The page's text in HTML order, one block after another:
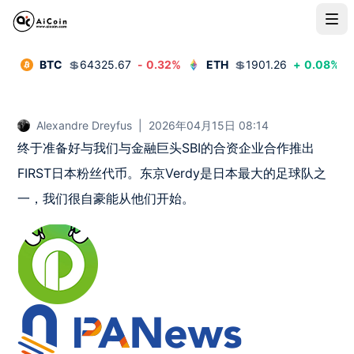
BTC 💲64325.67 - 0.32% ETH 💲1901.26 + 0.08%
Alexandre Dreyfus 2026年04月15日 08:14
终于准备好与我们与金融巨头SBI的合资企业合作推出
FIRST日本粉丝代币。东京Verdy是日本最大的足球队之
一，我们很自豪能从他们开始。 ️